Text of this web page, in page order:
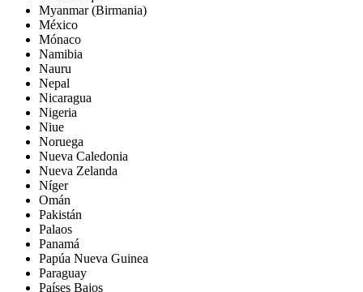
Myanmar (Birmania)
México
Mónaco
Namibia
Nauru
Nepal
Nicaragua
Nigeria
Niue
Noruega
Nueva Caledonia
Nueva Zelanda
Níger
Omán
Pakistán
Palaos
Panamá
Papúa Nueva Guinea
Paraguay
Países Bajos